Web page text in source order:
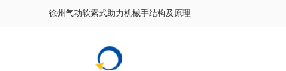
徐州气动软索式助力机械手结构及原理